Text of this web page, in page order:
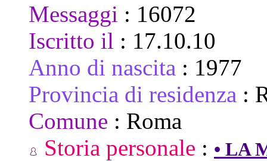
Messaggi : 16072
Iscritto il : 17.10.10
Anno di nascita : 1977
Provincia di residenza :
Comune : Roma
Storia personale : • LA